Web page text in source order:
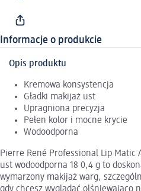
Informacje o produkcie
Opis produktu
Kremowa konsystencja
Gładki makijaż ust
Upragniona precyzja
Pełen kolor i mocne krycie
Wodoodporna
Pierre René Professional Lip Matic
ust wodoodporna 18 0,4 g to
wymarzony makijaż warg,
gdy chcesz wyglądać olśniewająco